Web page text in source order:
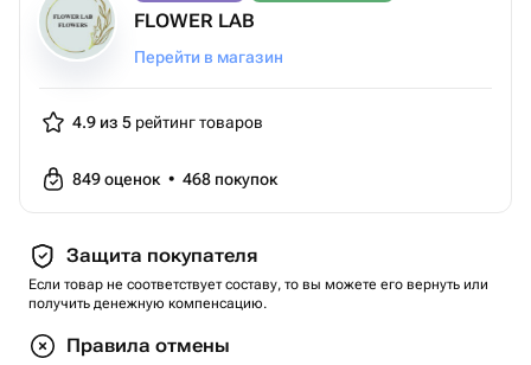
FLOWER LAB
Перейти в магазин
4.9 из 5 рейтинг товаров
849оценок • 468 покупок
Защита покупателя
Если товар не соответствует составу, то вы можете его вернуть или
получить денежную компенсацию.
Правила отмены